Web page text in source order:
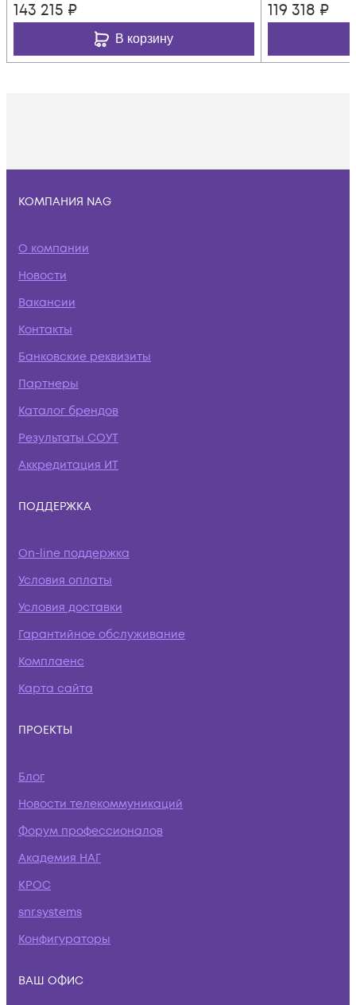
143 215 ₽
В корзину
119 318 ₽
КОМПАНИЯ NAG
О компании
Новости
Вакансии
Контакты
Банковские реквизиты
Партнеры
Каталог брендов
Результаты СОУТ
Аккредитация ИТ
ПОДДЕРЖКА
On-line поддержка
Условия оплаты
Условия доставки
Гарантийное обслуживание
Комплаенс
Карта сайта
ПРОЕКТЫ
Блог
Новости телекоммуникаций
Форум профессионалов
Академия НАГ
КРОС
snr.systems
Конфигураторы
ВАШ ОФИС